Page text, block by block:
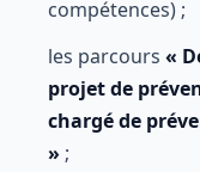
compétences) ;
les parcours «
projet de
chargé de
» ;